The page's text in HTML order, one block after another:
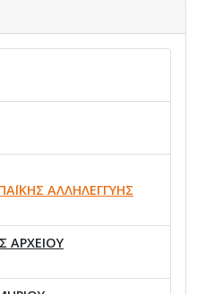
ΑΛΛΗΛΕΓΓΥΗΣ
ΑΡΧΕΙΟΥ